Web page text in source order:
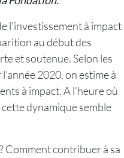
l’investissement à impact
au début des
et soutenue. Selon les
2020, on estime à
à impact. A l’heure où
dynamique semble
Comment contribuer à sa